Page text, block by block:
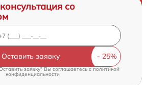
со
Оставить заявку
заявку" Вы соглашаетесь cполитикой
конфиденциальности